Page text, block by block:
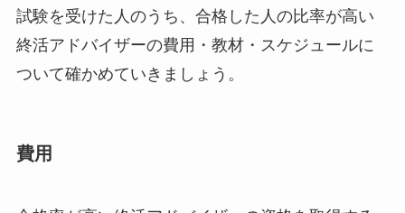
試験を受けた人のうち、合格した人の比率が高い
終活アドバイザーの費用・教材・スケジュールに
ついて確かめていきましょう。
費用